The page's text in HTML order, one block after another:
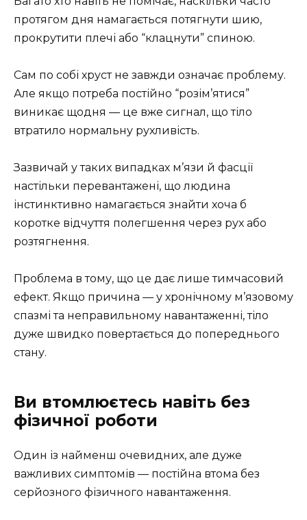
протягом дня намагається потягнути шию,
прокрутити плечі або “клацнути” спиною.
Сам по собі хруст не завжди означає проблему.
Але якщо потреба постійно “розім’ятися”
виникає щодня — це вже сигнал, що тіло
втратило нормальну рухливість.
Зазвичай у таких випадках м’язи й фасції
настільки перевантажені, що людина
інстинктивно намагається знайти хоча б
коротке відчуття полегшення через рух або
розтягнення.
Проблема в тому, що це дає лише тимчасовий
ефект. Якщо причина — у хронічному м’язовому
спазмі та неправильному навантаженні, тіло
дуже швидко повертається до попереднього
стану.
Ви втомлюєтесь навіть без
фізичної роботи
Один із найменш очевидних, але дуже
важливих симптомів — постійна втома без
серйозного фізичного навантаження.